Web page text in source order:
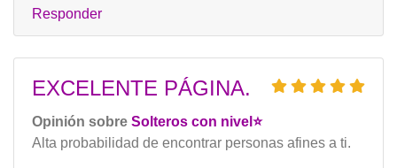
Responder
EXCELENTE PÁGINA.
Opinión sobre Solteros con nivel⭐️
Alta probabilidad de encontrar personas afines a ti.